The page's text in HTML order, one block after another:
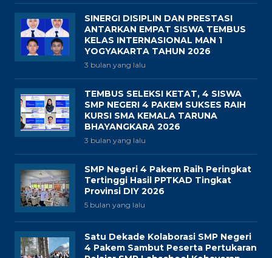
SINERGI DISIPLIN DAN PRESTASI
ANTARKAN EMPAT SISWA TEMBUS
KELAS INTERNASIONAL MAN 1
YOGYAKARTA TAHUN 2026
3 bulan yang lalu
TEMBUS SELEKSI KETAT, 4 SISWA
SMP NEGERI 4 PAKEM SUKSES RAIH
KURSI SMA KEMALA TARUNA
BHAYANGKARA 2026
3 bulan yang lalu
SMP Negeri 4 Pakem Raih Peringkat
Tertinggi Hasil PPTKAD Tingkat
Provinsi DIY 2026
5 bulan yang lalu
Satu Dekade Kolaborasi SMP Negeri
4 Pakem Sambut Peserta Pertukaran